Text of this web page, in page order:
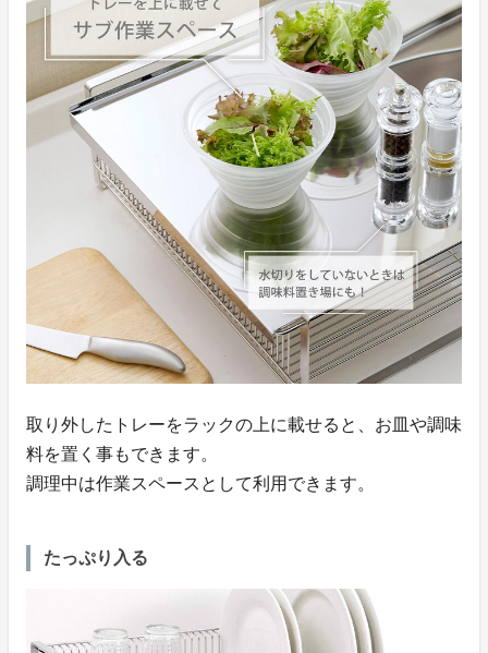
取り外したトレーをラックの上に載せると、お皿や調味
料を置く事もできます。
調理中は作業スペースとして利用できます。
たっぷり入る